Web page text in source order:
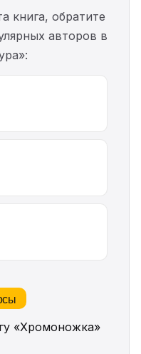
книга, обратите
авторов в
«Хромоножка»